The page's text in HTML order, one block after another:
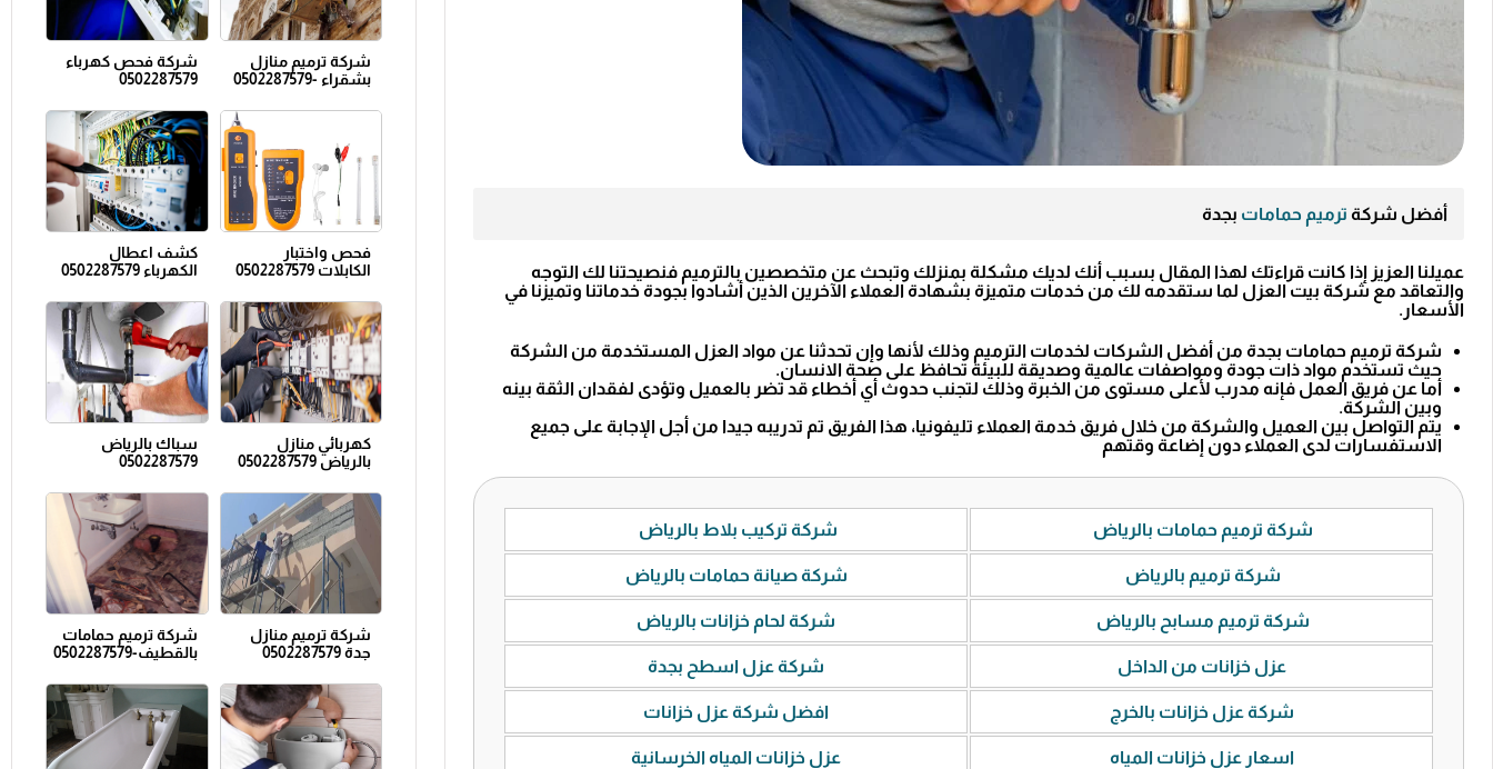
أفضل شركة ترميم حمامات بجدة
عميلنا العزيز إذا كانت قراءتك لهذا المقال بسبب أنك لديك مشكلة بمنزلك وتبحث عن متخصصين بالترميم فنصيحتنا لك التوجه
والتعاقد مع شركة بيت العزل لما ستقدمه لك من خدمات متميزة بشهادة العملاء الآخرين الذين أشادوا بجودة خدماتنا وتميزنا في
الأسعار.
شركة ترميم حمامات بجدة من أفضل الشركات لخدمات الترميم وذلك لأنها وإن تحدثنا عن مواد العزل المستخدمة من الشركة
حيث تستخدم مواد ذات جودة ومواصفات عالمية وصديقة للبيئة تحافظ على صحة الانسان.
أما عن فريق العمل فإنه مدرب لأعلى مستوى من الخبرة وذلك لتجنب حدوث أي أخطاء قد تضر بالعميل وتؤدى لفقدان الثقة بينه
وبين الشركة.
يتم التواصل بين العميل والشركة من خلال فريق خدمة العملاء تليفونيا، هذا الفريق تم تدريبه جيدا من أجل الإجابة على جميع
الاستفسارات لدى العملاء دون إضاعة وقتهم
شركة ترميم حمامات بالرياض شركة تركيب بلاط بالرياض
شركة ترميم بالرياض شركة صيانة حمامات بالرياض
شركة ترميم مسابح بالرياض شركة لحام خزانات بالرياض
عزل خزانات من الداخل شركة عزل اسطح بجدة
شركة عزل خزانات بالخرج افضل شركة عزل خزانات
اسعار عزل خزانات المياه عزل خزانات المياه الخرسانية
شركة ترميم منازل
بشقراء -0502287579
شركة فحص كهرباء
0502287579
فحص واختبار
الكابلات 0502287579
كشف اعطال
الكهرباء 0502287579
كهربائي منازل
بالرياض 0502287579
سباك بالرياض
0502287579
شركة ترميم منازل
جدة 0502287579
شركة ترميم حمامات
بالقطيف-0502287579